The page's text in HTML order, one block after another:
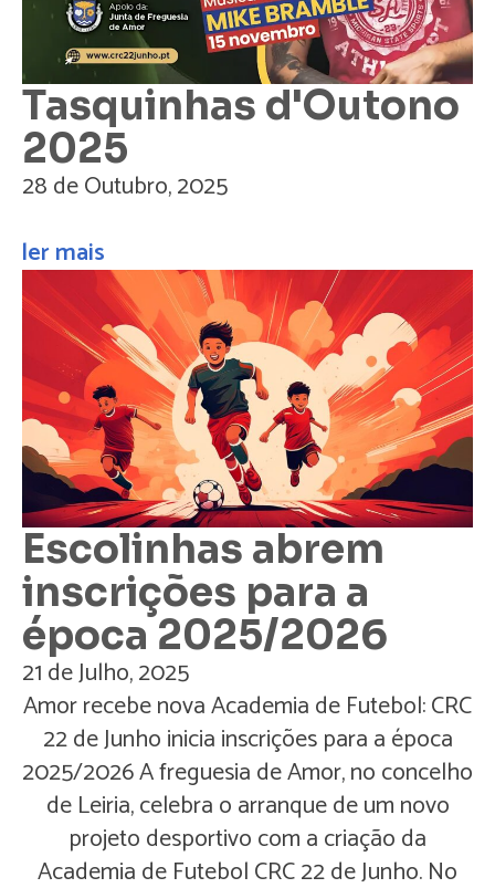
Tasquinhas d'Outono
2025
28 de Outubro, 2025
ler mais
Escolinhas abrem
inscrições para a
época 2025/2026
21 de Julho, 2025
Amor recebe nova Academia de Futebol: CRC
22 de Junho inicia inscrições para a época
2025/2026 A freguesia de Amor, no concelho
de Leiria, celebra o arranque de um novo
projeto desportivo com a criação da
Academia de Futebol CRC 22 de Junho. No